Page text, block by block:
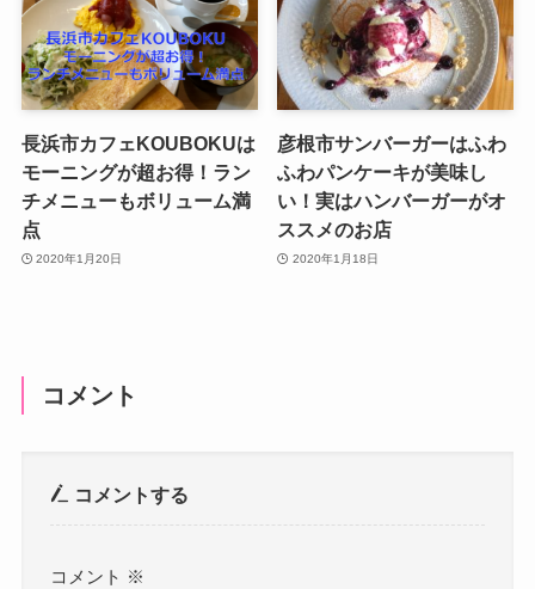
長浜市カフェKOUBOKUは
モーニングが超お得！ラン
チメニューもボリューム満
点
2020年1月20日
彦根市サンバーガーはふわ
ふわパンケーキが美味し
い！実はハンバーガーがオ
ススメのお店
2020年1月18日
コメント
コメントする
コメント ※